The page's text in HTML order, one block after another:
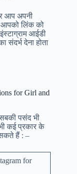
आप अपनी
आपको लिंक को
आईडी
संदर्भ देना होता
for Girl and
पसंद भी
कई प्रकार के
हैं : –
for